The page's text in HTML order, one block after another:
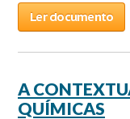
Ler documento
A
QUÍMICAS